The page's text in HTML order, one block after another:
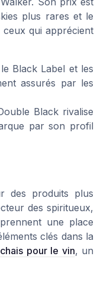
plus rares et le
qui apprécient
Black Label et les
assurés par les
Black rivalise
par son profil
des produits plus
des spiritueux,
une place
clés dans la
pour le vin, un